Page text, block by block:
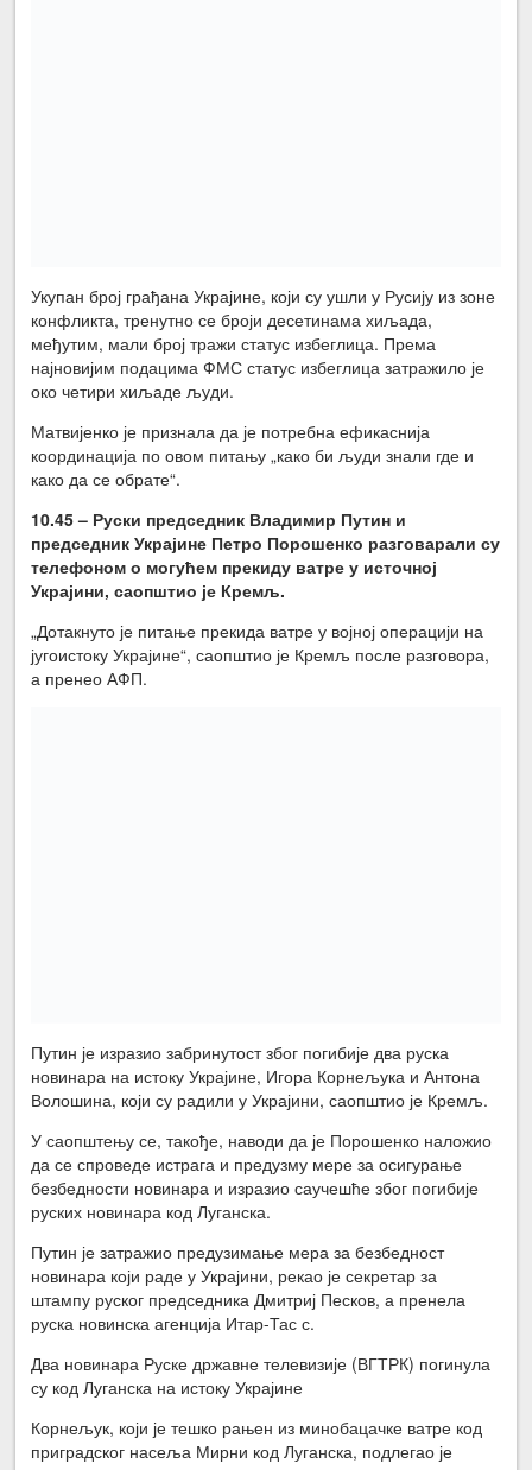
Укупан број грађана Украјине, који су ушли у Русију из зоне
конфликта, тренутно се броји десетинама хиљада,
међутим, мали број тражи статус избеглица. Према
најновијим подацима ФМС статус избеглица затражило је
око четири хиљаде људи.
Матвијенко је признала да је потребна ефикаснија
координација по овом питању „како би људи знали где и
како да се обрате“.
10.45 – Руски председник Владимир Путин и
председник Украјине Петро Порошенко разговарали су
телефоном о могућем прекиду ватре у источној
Украјини, саопштио је Кремљ.
„Дотакнуто је питање прекида ватре у војној операцији на
југоистоку Украјине“, саопштио је Кремљ после разговора,
а пренео АФП.
Путин је изразио забринутост због погибије два руска
новинара на истоку Украјине, Игора Корнељука и Антона
Волошина, који су радили у Украјини, саопштио је Кремљ.
У саопштењу се, такође, наводи да је Порошенко наложио
да се спроведе истрага и предузму мере за осигурање
безбедности новинара и изразио саучешће због погибије
руских новинара код Луганска.
Путин је затражио предузимање мера за безбедност
новинара који раде у Украјини, рекао је секретар за
штампу руског председника Дмитриј Песков, а пренела
руска новинска агенција Итар-Тас с.
Два новинара Руске државне телевизије (ВГТРК) погинула
су код Луганска на истоку Украјине
Корнељук, који је тешко рањен из минобацачке ватре код
приградског насеља Мирни код Луганска, подлегао је